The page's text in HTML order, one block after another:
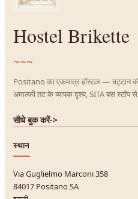
Hostel Brikette
~~~
Positano का एकमात्र हॉस्टल — चट्टान
अमाल्फी तट के व्यापक दृश्य, SITA बस स्टॉप
सीधे बुक करें->
स्थान
Via Guglielmo Marconi 358
84017 Positano SA